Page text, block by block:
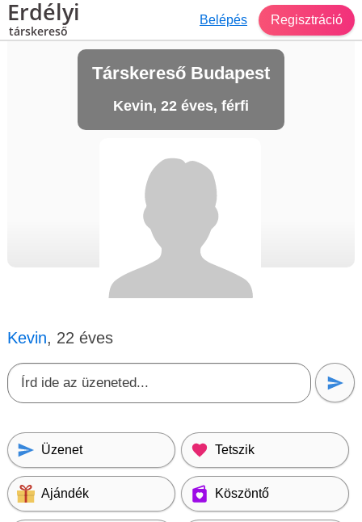
Erdélyi
társkereső
Belépés Regisztráció
Társkereső Budapest
Kevin, 22 éves, férfi
Kevin, 22 éves
Üzenet Tetszik
Ajándék Köszöntő